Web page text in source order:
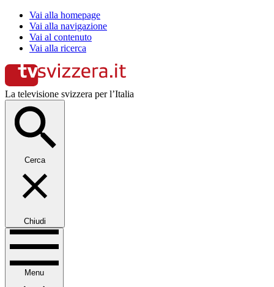
Vai alla homepage
Vai alla navigazione
Vai al contenuto
Vai alla ricerca
La televisione svizzera per l’Italia
Cerca
Chiudi
Menu